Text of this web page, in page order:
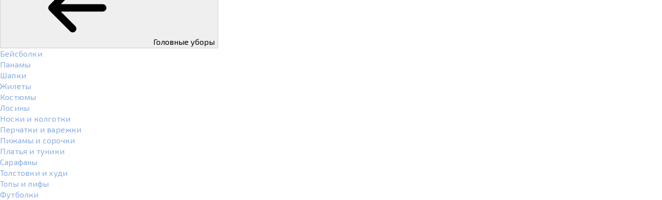
Головные уборы
Бейсболки
Панамы
Шапки
Жилеты
Костюмы
Лосины
Носки и колготки
Перчатки и варежки
Пижамы и сорочки
Платья и туники
Сарафаны
Толстовки и худи
Топы и лифы
Футболки